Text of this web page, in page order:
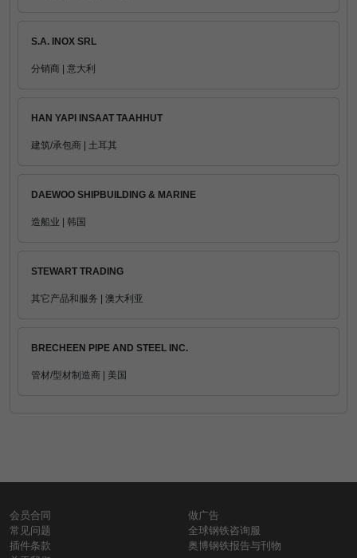
S.A. INOX SRL
分销商 | 意大利
HAN YAPI INSAAT TAAHHUT
建筑/承包商 | 土耳其
DAEWOO SHIPBUILDING & MARINE
造船业 | 韩国
STEWART TRADING
其它产品和服务 | 澳大利亚
BRECHEEN PIPE AND STEEL INC.
管材/型材制造商 | 美国
会员合同
常见问题
插件条款
做广告
全球钢铁咨询服
奥博钢铁报告与刊物